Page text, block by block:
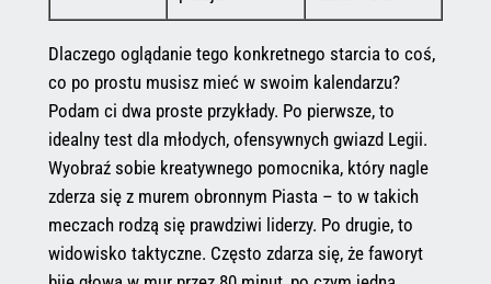
Dlaczego oglądanie tego konkretnego starcia to coś,
co po prostu musisz mieć w swoim kalendarzu?
Podam ci dwa proste przykłady. Po pierwsze, to
idealny test dla młodych, ofensywnych gwiazd Legii.
Wyobraź sobie kreatywnego pomocnika, który nagle
zderza się z murem obronnym Piasta – to w takich
meczach rodzą się prawdziwi liderzy. Po drugie, to
widowisko taktyczne. Często zdarza się, że faworyt